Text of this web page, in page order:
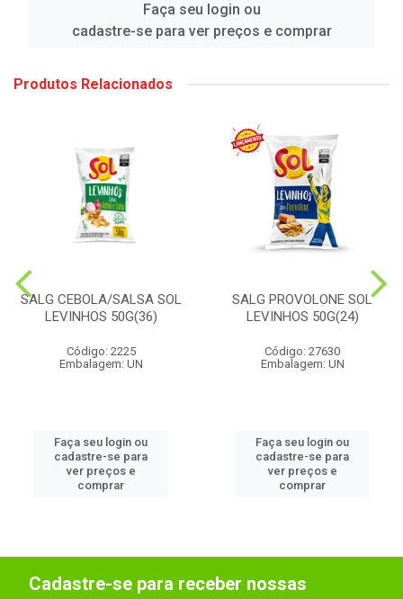
Faça seu login ou
cadastre-se para ver preços e comprar
Produtos Relacionados
SALG CEBOLA/SALSA SOL
LEVINHOS 50G(36)
Código: 2225
Embalagem: UN
Faça seu login ou
cadastre-se para
ver preços e
comprar
SALG PROVOLONE SOL
LEVINHOS 50G(24)
Código: 27630
Embalagem: UN
Faça seu login ou
cadastre-se para
ver preços e
comprar
Cadastre-se para receber nossas